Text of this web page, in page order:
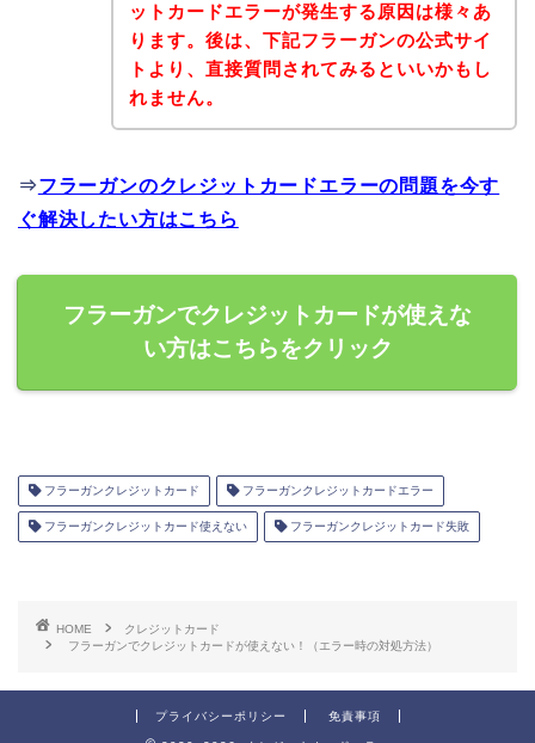
ットカードエラーが発生する原因は様々あ
ります。後は、下記フラーガンの公式サイ
トより、直接質問されてみるといいかもし
れません。
⇒フラーガンのクレジットカードエラーの問題を今す
ぐ解決したい方はこちら
フラーガンでクレジットカードが使えな
い方はこちらをクリック
フラーガンクレジットカード フラーガンクレジットカードエラー
フラーガンクレジットカード使えない フラーガンクレジットカード失敗
HOME
クレジットカード
フラーガンでクレジットカードが使えない！（エラー時の対処方法）
プライバシーポリシー 免責事項